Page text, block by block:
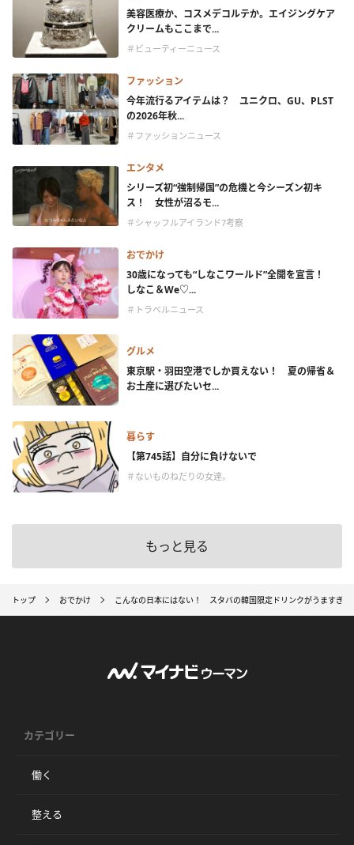
美容医療か、コスメデコルテか。エイジングケア
クリームもここまで...
＃ビューティーニュース
ファッション
今年流行るアイテムは？ ユニクロ、GU、PLST
の2026年秋...
＃ファッションニュース
エンタメ
シリーズ初“強制帰国”の危機と今シーズン初キ
ス！ 女性が沼るモ...
＃シャッフルアイランド7考察
おでかけ
30歳になっても“しなこワールド”全開を宣言！
しなこ＆We♡...
＃トラベルニュース
グルメ
東京駅・羽田空港でしか買えない！ 夏の帰省＆
お土産に選びたいセ...
暮らす
【第745話】自分に負けないで
＃ないものねだりの女達。
もっと見る
トップ おでかけ こんなの日本にはない！ スタバの韓国限定ドリンクがうますぎた
カテゴリー
働く
整える